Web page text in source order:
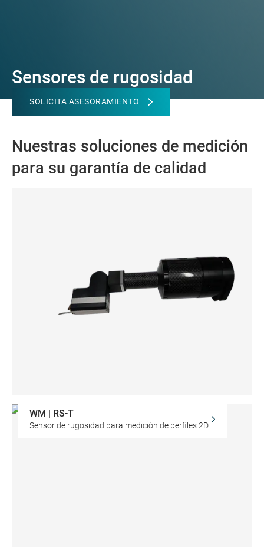
Sensores de rugosidad
SOLICITA ASESORAMIENTO
Nuestras soluciones de medición
para su garantía de calidad
WM | RS-T
Sensor de rugosidad para medición de perfiles 2D